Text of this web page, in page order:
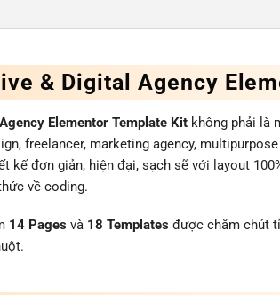
& Digital Agency
Elementor Template Kit không phải là
freelancer, marketing agency,
kế đơn giản, hiện đại, sạch sẽ với layout
về coding.
14 Pages và 18 Templates được chăm chút